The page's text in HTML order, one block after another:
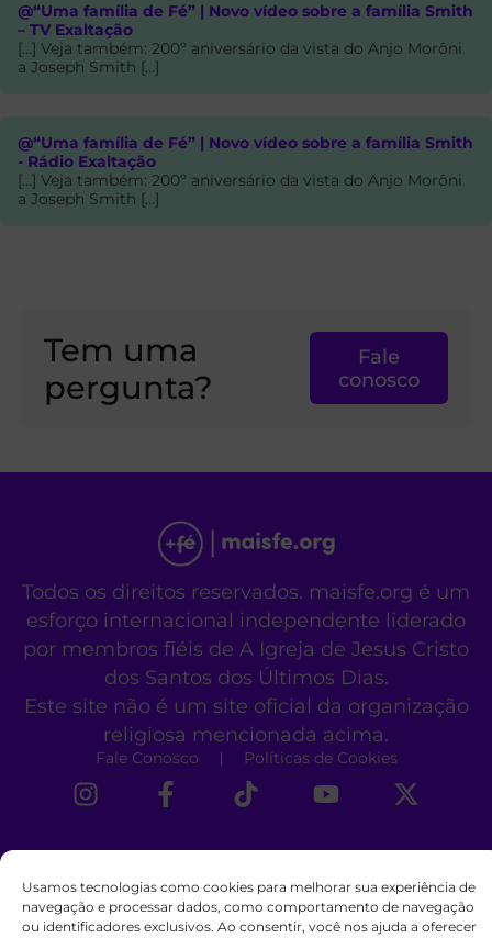
Usamos tecnologias como cookies para melhorar sua experiência de
navegação e processar dados, como comportamento de navegação
ou identificadores exclusivos. Ao consentir, você nos ajuda a oferecer
@“Uma família de Fé” | Novo vídeo sobre a família Smith
– TV Exaltação
[…] Veja também: 200º aniversário da vista do Anjo Morôni
a Joseph Smith […]
@“Uma família de Fé” | Novo vídeo sobre a família Smith
- Rádio Exaltação
[…] Veja também: 200º aniversário da vista do Anjo Morôni
a Joseph Smith […]
Tem uma
pergunta?
Fale
conosco
Todos os direitos reservados. maisfe.org é um
esforço internacional independente liderado
por membros fiéis de A Igreja de Jesus Cristo
dos Santos dos Últimos Dias.
Este site não é um site oficial da organização
religiosa mencionada acima.
Fale Conosco Políticas de Cookies